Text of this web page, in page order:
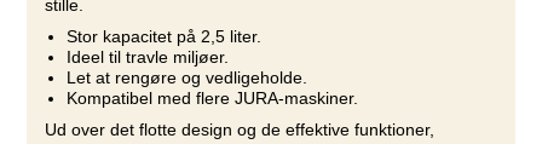
stille.
Stor kapacitet på 2,5 liter.
Ideel til travle miljøer.
Let at rengøre og vedligeholde.
Kompatibel med flere JURA-maskiner.
Ud over det flotte design og de effektive funktioner,